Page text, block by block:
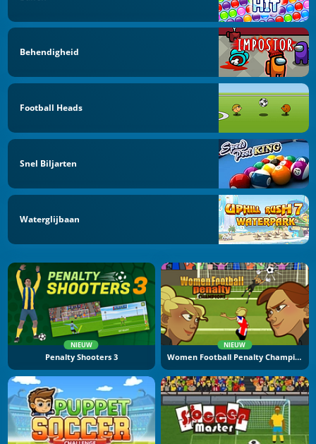
Behendigheid
Football Heads
Snel Biljarten
Waterglijbaan
NIEUW
Penalty Shooters 3
NIEUW
Women Football Penalty Champions